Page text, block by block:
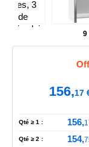
9
156,17
Qté ≥ 1 : 156,
Qté ≥ 2 : 154,